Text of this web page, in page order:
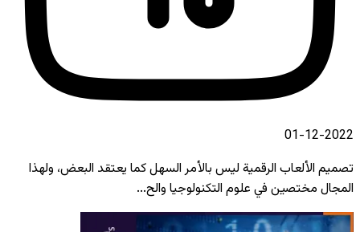
2022-12-01
تصميم الألعاب الرقمية ليس بالأمر السهل كما يعتقد البعض، ولهذا
المجال مختصين في علوم التكنولوجيا والح...